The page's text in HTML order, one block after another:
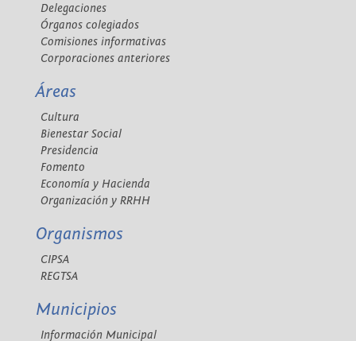
Delegaciones
Órganos colegiados
Comisiones informativas
Corporaciones anteriores
Áreas
Cultura
Bienestar Social
Presidencia
Fomento
Economía y Hacienda
Organización y RRHH
Organismos
CIPSA
REGTSA
Municipios
Información Municipal